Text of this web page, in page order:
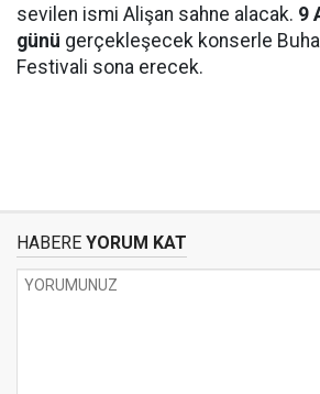
sevilen ismi Alişan sahne alacak. 9
günü gerçekleşecek konserle
Festivali sona erecek.
HABERE YORUM KAT